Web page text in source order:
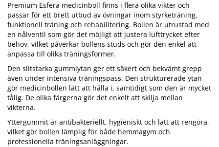
Premium Esfera medicinboll finns i flera olika vikter och
passar för ett brett utbud av övningar inom styrketräning,
funktionell träning och rehabilitering. Bollen är utrustad med
en nålventil som gör det möjligt att justera lufttrycket efter
behov, vilket påverkar bollens studs och gör den enkel att
anpassa till olika träningsformer.
Den slitstarka gummiytan ger ett säkert och bekvämt grepp
även under intensiva träningspass. Den strukturerade ytan
gör medicinbollen lätt att hålla i, samtidigt som den är mycket
tålig. De olika färgerna gör det enkelt att skilja mellan
vikterna.
Yttergummit är antibakteriellt, hygieniskt och lätt att rengöra,
vilket gör bollen lämplig för både hemmagym och
professionella träningsanläggningar.